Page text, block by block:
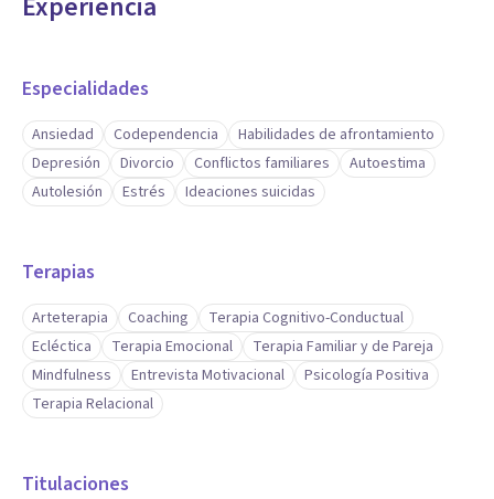
Especialidades
Ansiedad Codependencia
Habilidades de afrontamiento
Depresión
Divorcio Conflictos familiares
Autoestima
Autolesión
Estrés Ideaciones suicidas
Terapias
Arteterapia Coaching
Terapia Cognitivo-Conductual
Ecléctica
Terapia Emocional
Terapia Familiar y de Pareja
Mindfulness
Entrevista Motivacional
Psicología Positiva
Terapia Relacional
Titulaciones